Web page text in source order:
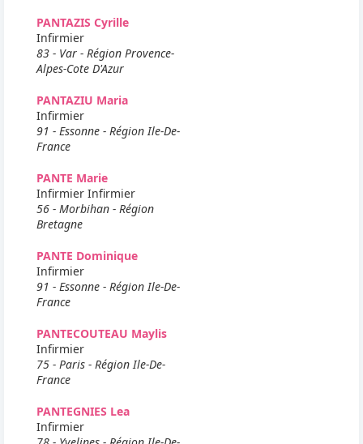
PANTAZIS Cyrille
Infirmier
83 - Var - Région Provence-
Alpes-Cote D'Azur
PANTAZIU Maria
Infirmier
91 - Essonne - Région Ile-De-
France
PANTE Marie
Infirmier Infirmier
56 - Morbihan - Région
Bretagne
PANTE Dominique
Infirmier
91 - Essonne - Région Ile-De-
France
PANTECOUTEAU Maylis
Infirmier
75 - Paris - Région Ile-De-
France
PANTEGNIES Lea
Infirmier